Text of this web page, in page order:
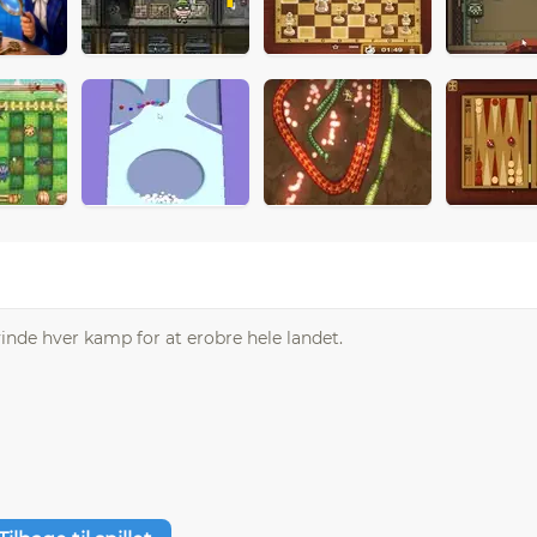
hver kamp for at erobre hele landet.